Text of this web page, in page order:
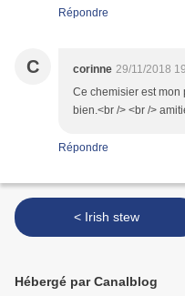
Répondre
C corinne 29/11/2018
Ce chemisier est mon
bien.<br /> <br />
Répondre
< Irish stew
Hébergé par Canalblog